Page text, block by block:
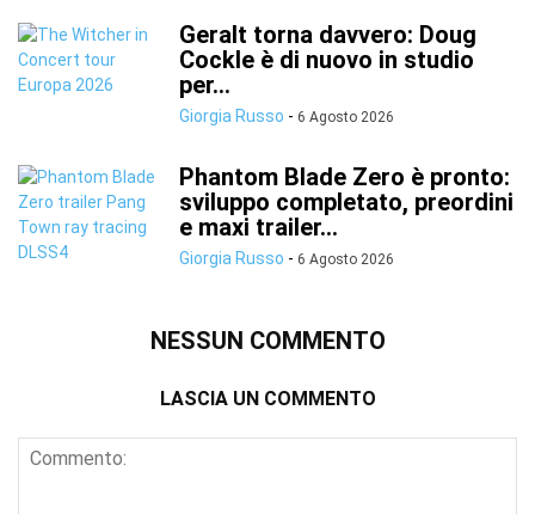
Geralt torna davvero: Doug
Cockle è di nuovo in studio
per...
Giorgia Russo - 6 Agosto 2026
Phantom Blade Zero è pronto:
sviluppo completato, preordini
e maxi trailer...
Giorgia Russo - 6 Agosto 2026
NESSUN COMMENTO
LASCIA UN COMMENTO